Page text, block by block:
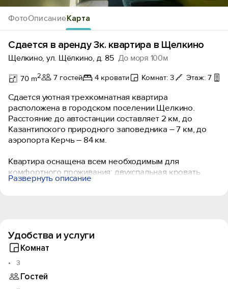
ФотоОписаниеКарта
Сдается в аренду 3к. квартира в Щелкино
Щелкино, ул. Щёлкино, д. 85 До моря 100м
70 m2 7 гостей 4 кровати Комнат: 3 Этаж: 7
Сдается уютная трехкомнатная квартира
расположена в городском поселении Щелкино.
Расстояние до автостанции составляет 2 км, до
Казантипского природного заповедника – 7 км, до
аэропорта Керчь – 84 км.
Квартира оснащена всем необходимым для
комфортного проживания: двухспальная кровать,
односпальная кровать, два дивана, телевизор,
два балкона с видом на море и на город.
Развернуть описание
Удобства и услуги
Комнат
3
Гостей